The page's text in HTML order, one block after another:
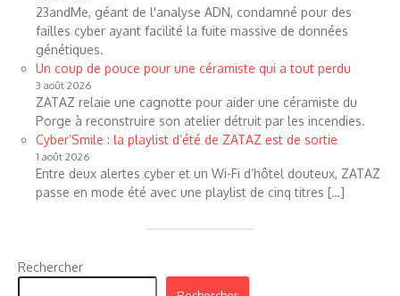
23andMe, géant de l'analyse ADN, condamné pour des
failles cyber ayant facilité la fuite massive de données
génétiques.
Un coup de pouce pour une céramiste qui a tout perdu
3 août 2026
ZATAZ relaie une cagnotte pour aider une céramiste du
Porge à reconstruire son atelier détruit par les incendies.
Cyber’Smile : la playlist d’été de ZATAZ est de sortie
1 août 2026
Entre deux alertes cyber et un Wi-Fi d’hôtel douteux, ZATAZ
passe en mode été avec une playlist de cinq titres […]
Rechercher